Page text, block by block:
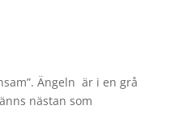
Ängeln är i en grå
nästan som